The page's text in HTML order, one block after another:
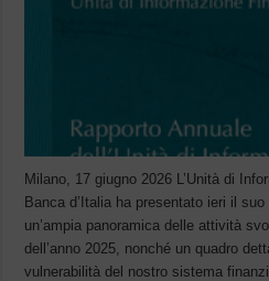
Milano, 17 giugno 2026 L’Unità di
Banca d’Italia ha presentato ieri il
un’ampia panoramica delle attività
dell’anno 2025, nonché un quadro
vulnerabilità del nostro sistema